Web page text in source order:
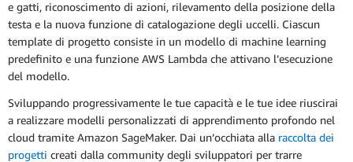
e gatti, riconoscimento di azioni, rilevamento della posizione della
testa e la nuova funzione di catalogazione degli uccelli. Ciascun
template di progetto consiste in un modello di machine learning
predefinito e una funzione AWS Lambda che attivano l’esecuzione
del modello.
Sviluppando progressivamente le tue capacità e le tue idee riuscirai
a realizzare modelli personalizzati di apprendimento profondo nel
cloud tramite Amazon SageMaker. Dai un’occhiata alla raccolta dei
progetti creati dalla community degli sviluppatori per trarre